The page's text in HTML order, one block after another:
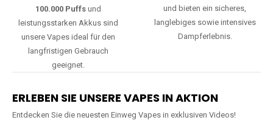
100.000 Puffsund
leistungsstarken Akkus sind
unsere Vapes ideal für den
langfristigen Gebrauch
geeignet.
und bieten ein sicheres,
langlebiges sowie intensives
Dampferlebnis.
ERLEBEN SIE UNSERE VAPES IN AKTION
Entdecken Sie die neuesten Einweg Vapes in exklusiven Videos!